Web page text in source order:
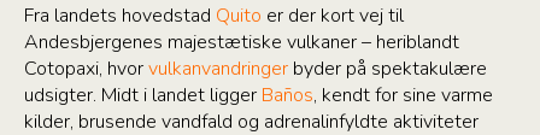
Fra landets hovedstad Quito er der kort vej til
Andesbjergenes majestætiske vulkaner – heriblandt
Cotopaxi, hvorvulkanvandringer byder på spektakulære
udsigter. Midt i landet ligger Baños, kendt for sine varme
kilder, brusende vandfald og adrenalinfyldte aktiviteter